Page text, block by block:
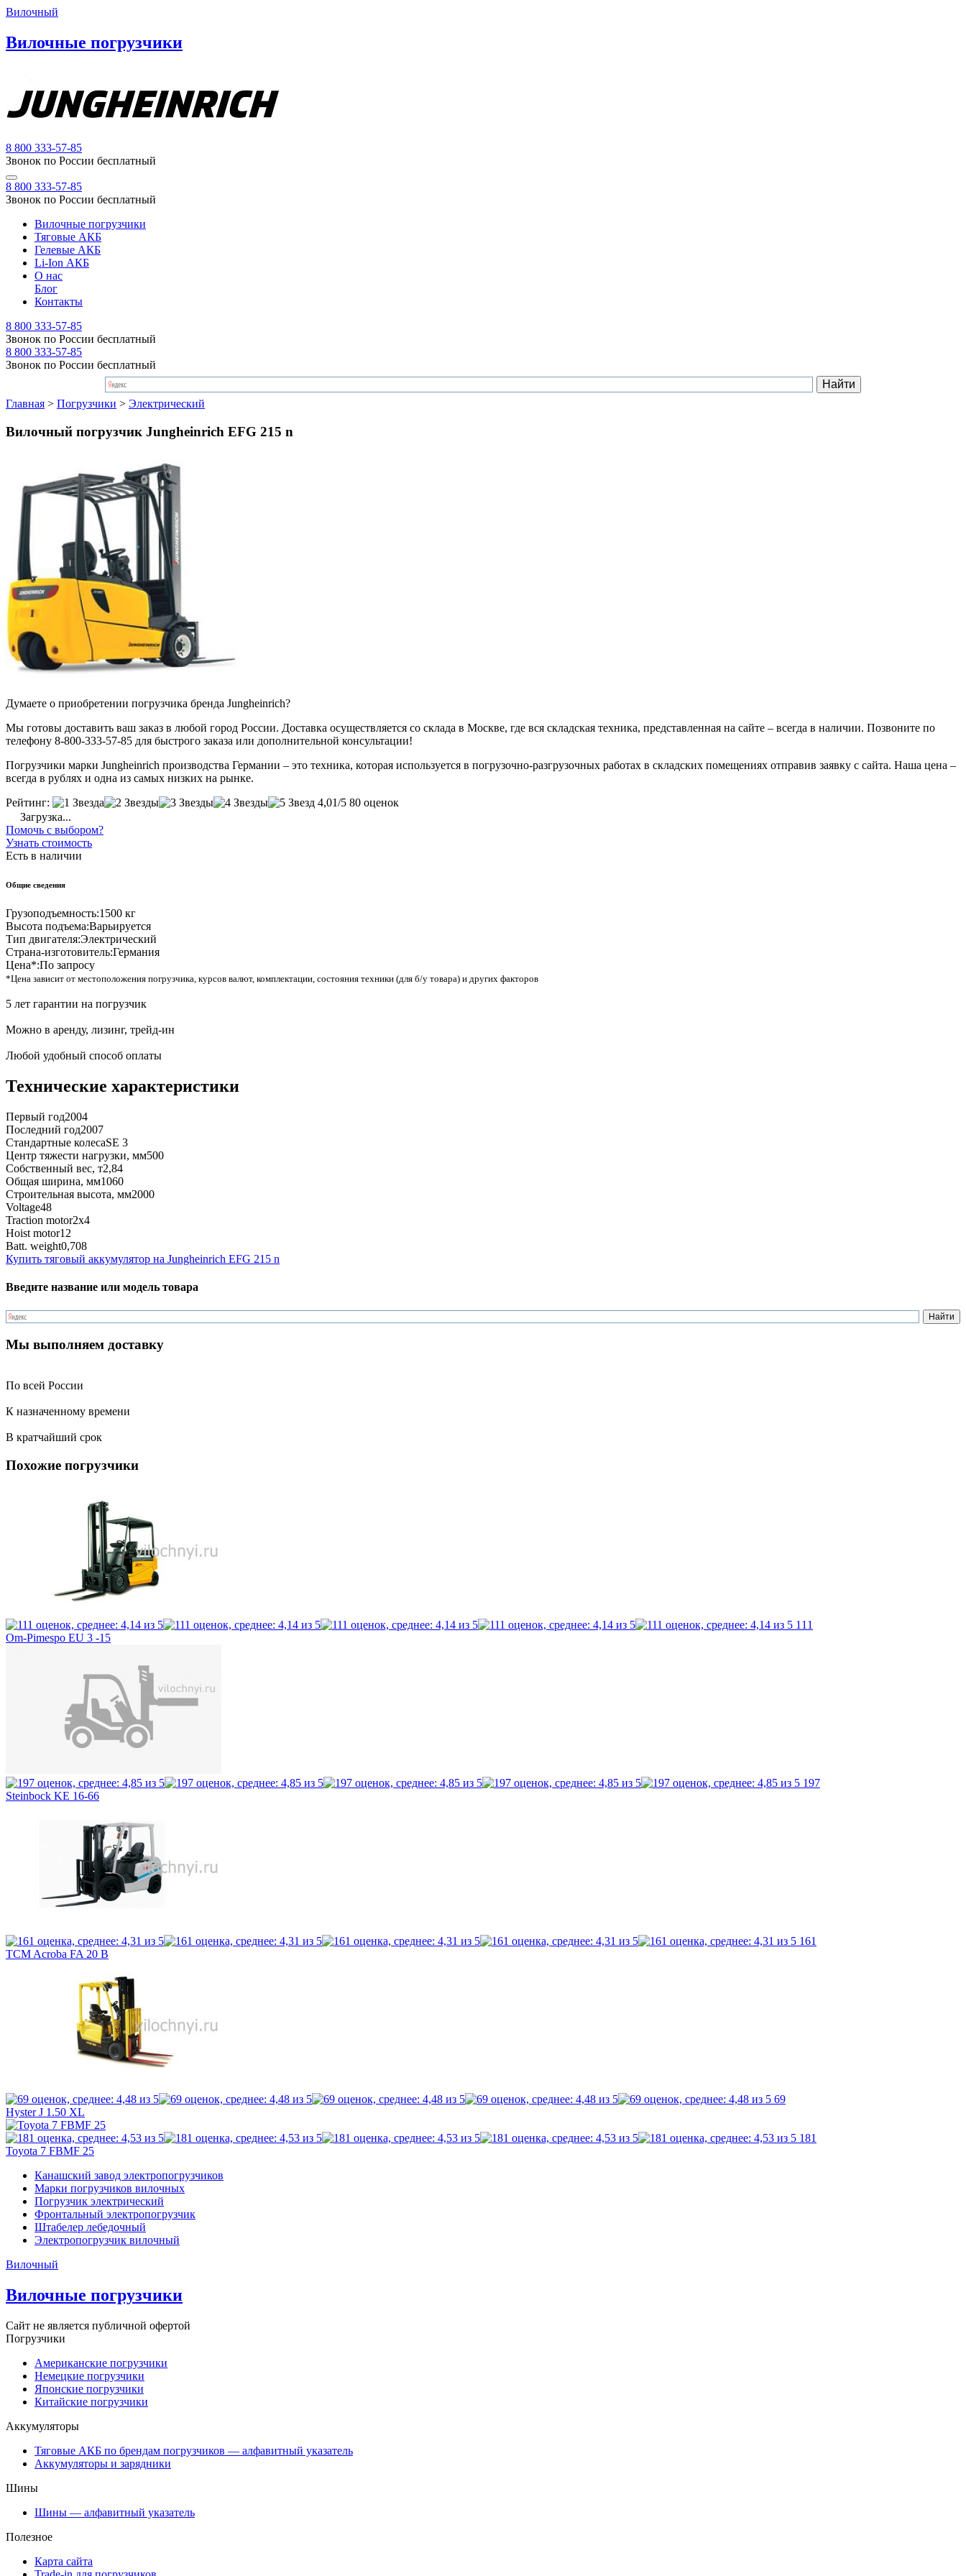
Вилочный
Вилочные погрузчики
8 800 333-57-85
Звонок по России бесплатный
8 800 333-57-85
Звонок по России бесплатный
Вилочные погрузчики
Тяговые АКБ
Гелевые АКБ
Li-Ion АКБ
О нас
Блог
Контакты
8 800 333-57-85
Звонок по России бесплатный
8 800 333-57-85
Звонок по России бесплатный
Главная > Погрузчики > Электрический
Вилочный погрузчик Jungheinrich EFG 215 n
Думаете о приобретении погрузчика бренда Jungheinrich?
Мы готовы доставить ваш заказ в любой город России. Доставка осуществляется со склада в Москве, где вся складская техника, представленная на сайте – всегда в наличии. Позвоните по
телефону 8-800-333-57-85 для быстрого заказа или дополнительной консультации!
Погрузчики марки Jungheinrich производства Германии – это техника, которая используется в погрузочно-разгрузочных работах в складских помещениях отправив заявку с сайта. Наша цена –
всегда в рублях и одна из самых низких на рынке.
Рейтинг:
4,01/5 80 оценок
Загрузка...
Помочь с выбором?
Узнать стоимость
Есть в наличии
Общие сведения
Грузоподъемность:1500 кг
Высота подъема:Варьируется
Тип двигателя:Электрический
Страна-изготовитель:Германия
Цена*:По запросу
*Цена зависит от местоположения погрузчика, курсов валют, комплектации, состояния техники (для б/у товара) и других факторов
5 лет гарантии на погрузчик
Можно в аренду, лизинг, трейд-ин
Любой удобный способ оплаты
Технические характеристики
Первый год2004
Последний год2007
Стандартные колесаSE 3
Центр тяжести нагрузки, мм500
Собственный вес, т2,84
Общая ширина, мм1060
Строительная высота, мм2000
Voltage48
Traction motor2x4
Hoist motor12
Batt. weight0,708
Купить тяговый аккумулятор на Jungheinrich EFG 215 n
Введите название или модель товара
Мы выполняем доставку
По всей России
К назначенному времени
В кратчайший срок
Похожие погрузчики
111
Om-Pimespo EU 3 -15
197
Steinbock KE 16-66
161
TCM Acroba FA 20 B
69
Hyster J 1.50 XL
181
Toyota 7 FBMF 25
Канашский завод электропогрузчиков
Марки погрузчиков вилочных
Погрузчик электрический
Фронтальный электропогрузчик
Штабелер лебедочный
Электропогрузчик вилочный
Вилочный
Вилочные погрузчики
Сайт не является публичной офертой
Погрузчики
Американские погрузчики
Немецкие погрузчики
Японские погрузчики
Китайские погрузчики
Аккумуляторы
Тяговые АКБ по брендам погрузчиков — алфавитный указатель
Аккумуляторы и зарядники
Шины
Шины — алфавитный указатель
Полезное
Карта сайта